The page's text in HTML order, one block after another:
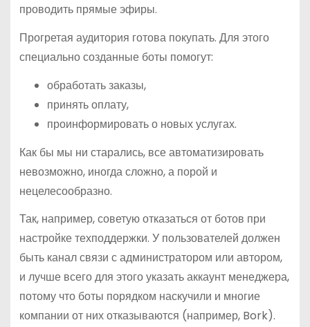
проводить прямые эфиры.
Прогретая аудитория готова покупать. Для этого
специально созданные боты помогут:
обработать заказы,
принять оплату,
проинформировать о новых услугах.
Как бы мы ни старались, все автоматизировать
невозможно, иногда сложно, а порой и
нецелесообразно.
Так, например, советую отказаться от ботов при
настройке техподдержки. У пользователей должен
быть канал связи с администратором или автором,
и лучше всего для этого указать аккаунт менеджера,
потому что боты порядком наскучили и многие
компании от них отказываются (например, Bork).